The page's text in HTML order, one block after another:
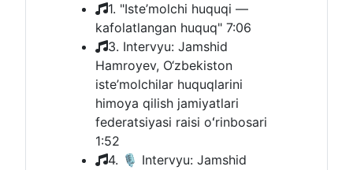
1. "Iste’molchi huquqi —
kafolatlangan huquq" 7:06
3. Intervyu: Jamshid
Hamroyev, O‘zbekiston
iste’molchilar huquqlarini
himoya qilish jamiyatlari
federatsiyasi raisi oʻrinbosari
1:52
4. 🎙 Intervyu: Jamshid